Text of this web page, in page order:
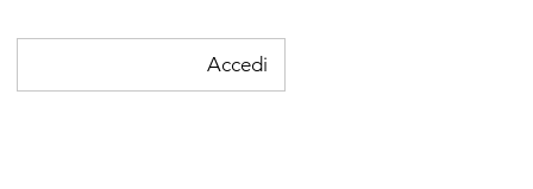
Accedi
Accedi